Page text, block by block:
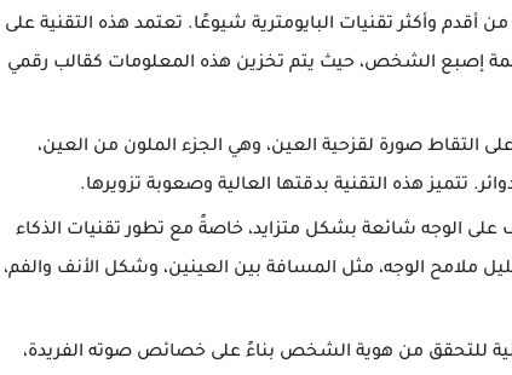
أقدم وأكثر تقنيات البايومترية شيوعًا. تعتمد هذه التقنية على
إصبع الشخص، حيث يتم تخزين هذه المعلومات كقالب رقمي
التقاط صورة لقزحية العين، وهي الجزء الملون من العين،
تتميز هذه التقنية بدقتها العالية وصعوبة تزويرها.
على الوجه شائعة بشكل متزايد، خاصةً مع تطور تقنيات الذكاء
ملامح الوجه، مثل المسافة بين العينين، وشكل الأنف والفم،
للتحقق من هوية الشخص بناءً على خصائص صوته الفريدة،